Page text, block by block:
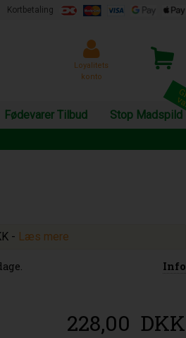
Kortbetaling
Loyalitets
konto
Fødevarer Tilbud Stop Madspild
- Læs mere
Info
228,00 DKK